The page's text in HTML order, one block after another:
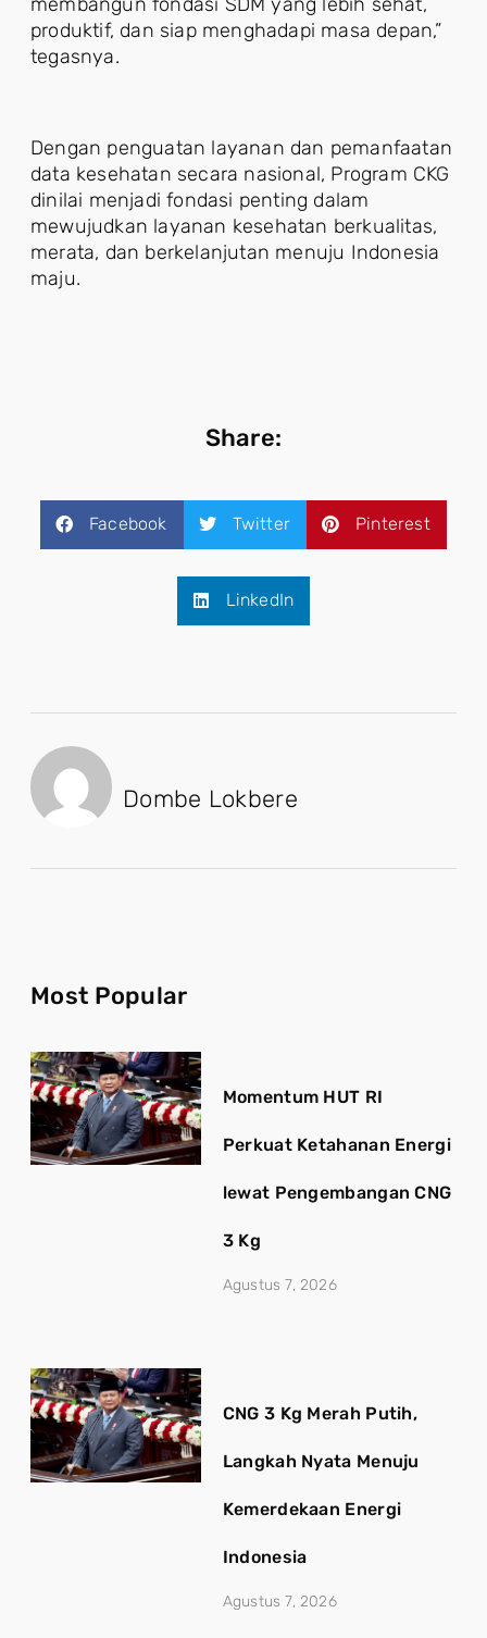
produktif, dan siap menghadapi masa depan,”
tegasnya.
Dengan penguatan layanan dan pemanfaatan
data kesehatan secara nasional, Program CKG
dinilai menjadi fondasi penting dalam
mewujudkan layanan kesehatan berkualitas,
merata, dan berkelanjutan menuju Indonesia
maju.
Share:
Facebook Twitter Pinterest
LinkedIn
Dombe Lokbere
Most Popular
Momentum HUT RI
Perkuat Ketahanan Energi
lewat Pengembangan CNG
3 Kg
Agustus 7, 2026
CNG 3 Kg Merah Putih,
Langkah Nyata Menuju
Kemerdekaan Energi
Indonesia
Agustus 7, 2026